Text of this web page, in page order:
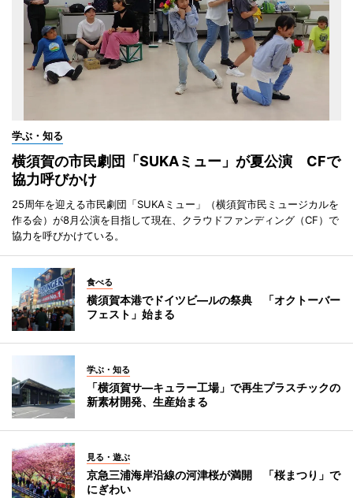
学ぶ・知る
横須賀の市民劇団「SUKAミュー」が夏公演 CFで
協力呼びかけ
25周年を迎える市民劇団「SUKAミュー」（横須賀市民ミュージカルを
作る会）が8月公演を目指して現在、クラウドファンディング（CF）で
協力を呼びかけている。
食べる
横須賀本港でドイツビ―ルの祭典 「オクトーバー
フェスト」始まる
学ぶ・知る
「横須賀サ―キュラー工場」で再生プラスチックの
新素材開発、生産始まる
見る・遊ぶ
京急三浦海岸沿線の河津桜が満開 「桜まつり」で
にぎわい